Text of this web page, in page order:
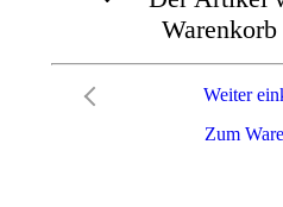
Zum
Weiter